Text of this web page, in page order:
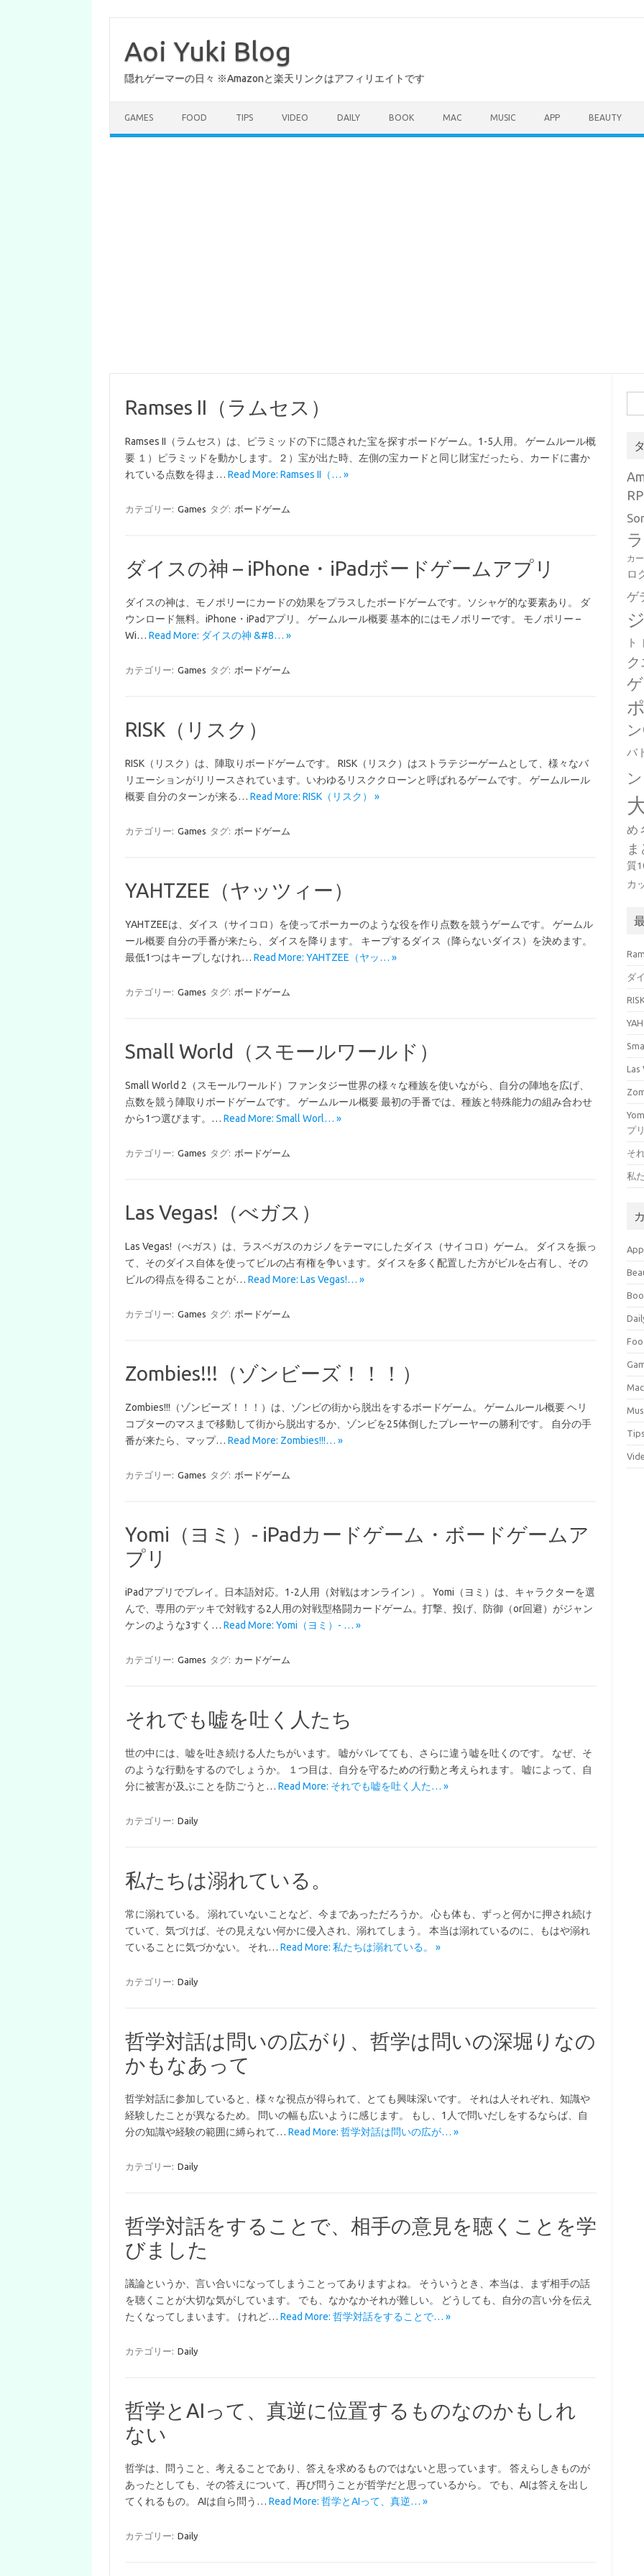
Aoi Yuki Blog
隠れゲーマーの日々 ※Amazonと楽天リンクはアフィリエイトです
GAMES FOOD TIPS VIDEO DAILY BOOK MAC MUSIC APP BEAUTY
Ramses II（ラムセス）
Ramses II（ラムセス）は、ピラミッドの下に隠された宝を探すボードゲーム。1-5人用。 ゲームルール概
要 １）ピラミッドを動かします。２）宝が出た時、左側の宝カードと同じ財宝だったら、カードに書か
れている点数を得ま… Read More: Ramses II（… »
カテゴリー: Games タグ: ボードゲーム
ダイスの神 – iPhone・iPadボードゲームアプリ
ダイスの神は、モノポリーにカードの効果をプラスしたボードゲームです。ソシャゲ的な要素あり。 ダ
ウンロード無料。iPhone・iPadアプリ。 ゲームルール概要 基本的にはモノポリーです。 モノポリー –
Wi… Read More: ダイスの神 &#8… »
カテゴリー: Games タグ: ボードゲーム
RISK（リスク）
RISK（リスク）は、陣取りボードゲームです。 RISK（リスク）はストラテジーゲームとして、様々なバ
リエーションがリリースされています。いわゆるリスククローンと呼ばれるゲームです。 ゲームルール
概要 自分のターンが来る… Read More: RISK（リスク） »
カテゴリー: Games タグ: ボードゲーム
YAHTZEE（ヤッツィー）
YAHTZEEは、ダイス（サイコロ）を使ってポーカーのような役を作り点数を競うゲームです。 ゲームル
ール概要 自分の手番が来たら、ダイスを降ります。 キープするダイス（降らないダイス）を決めます。
最低1つはキープしなけれ… Read More: YAHTZEE（ヤッ… »
カテゴリー: Games タグ: ボードゲーム
Small World（スモールワールド）
Small World 2（スモールワールド）ファンタジー世界の様々な種族を使いながら、自分の陣地を広げ、
点数を競う陣取りボードゲームです。 ゲームルール概要 最初の手番では、種族と特殊能力の組み合わせ
から1つ選びます。… Read More: Small Worl… »
カテゴリー: Games タグ: ボードゲーム
Las Vegas!（べガス）
Las Vegas!（べガス）は、ラスベガスのカジノをテーマにしたダイス（サイコロ）ゲーム。 ダイスを振っ
て、そのダイス自体を使ってビルの占有権を争います。ダイスを多く配置した方がビルを占有し、その
ビルの得点を得ることが… Read More: Las Vegas!… »
カテゴリー: Games タグ: ボードゲーム
Zombies!!!（ゾンビーズ！！！）
Zombies!!!（ゾンビーズ！！！）は、ゾンビの街から脱出をするボードゲーム。 ゲームルール概要 ヘリ
コプターのマスまで移動して街から脱出するか、ゾンビを25体倒したプレーヤーの勝利です。 自分の手
番が来たら、マップ… Read More: Zombies!!!… »
カテゴリー: Games タグ: ボードゲーム
Yomi（ヨミ）- iPadカードゲーム・ボードゲームア
プリ
iPadアプリでプレイ。日本語対応。1-2人用（対戦はオンライン）。 Yomi（ヨミ）は、キャラクターを選
んで、専用のデッキで対戦する2人用の対戦型格闘カードゲーム。打撃、投げ、防御（or回避）がジャン
ケンのような3すく… Read More: Yomi（ヨミ）- … »
カテゴリー: Games タグ: カードゲーム
それでも嘘を吐く人たち
世の中には、嘘を吐き続ける人たちがいます。 嘘がバレてても、さらに違う嘘を吐くのです。 なぜ、そ
のような行動をするのでしょうか。 １つ目は、自分を守るための行動と考えられます。 嘘によって、自
分に被害が及ぶことを防ごうと… Read More: それでも嘘を吐く人た… »
カテゴリー: Daily
私たちは溺れている。
常に溺れている。 溺れていないことなど、今まであっただろうか。 心も体も、ずっと何かに押され続け
ていて、気づけば、その見えない何かに侵入され、溺れてしまう。 本当は溺れているのに、もはや溺れ
ていることに気づかない。 それ… Read More: 私たちは溺れている。 »
カテゴリー: Daily
哲学対話は問いの広がり、哲学は問いの深堀りなの
かもなあって
哲学対話に参加していると、様々な視点が得られて、とても興味深いです。 それは人それぞれ、知識や
経験したことが異なるため。 問いの幅も広いように感じます。 もし、1人で問いだしをするならば、自
分の知識や経験の範囲に縛られて… Read More: 哲学対話は問いの広が… »
カテゴリー: Daily
哲学対話をすることで、相手の意見を聴くことを学
びました
議論というか、言い合いになってしまうことってありますよね。 そういうとき、本当は、まず相手の話
を聴くことが大切な気がしています。 でも、なかなかそれが難しい。 どうしても、自分の言い分を伝え
たくなってしまいます。 けれど… Read More: 哲学対話をすることで… »
カテゴリー: Daily
哲学とAIって、真逆に位置するものなのかもしれ
ない
哲学は、問うこと、考えることであり、答えを求めるものではないと思っています。 答えらしきものが
あったとしても、その答えについて、再び問うことが哲学だと思っているから。 でも、AIは答えを出し
てくれるもの。 AIは自ら問う… Read More: 哲学とAIって、真逆… »
カテゴリー: Daily
索:
カ
ロ
ゲ
ト
バ
め
ま
質
カ
ダ
Las
プリ
そ
私
App
Mac
Tips